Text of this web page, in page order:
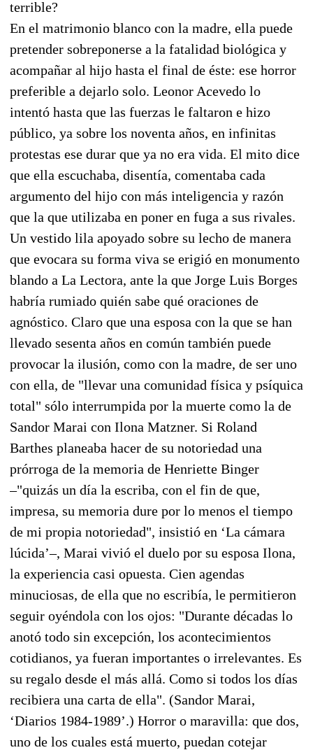
terrible?
En el matrimonio blanco con la madre, ella puede
pretender sobreponerse a la fatalidad biológica y
acompañar al hijo hasta el final de éste: ese horror
preferible a dejarlo solo. Leonor Acevedo lo
intentó hasta que las fuerzas le faltaron e hizo
público, ya sobre los noventa años, en infinitas
protestas ese durar que ya no era vida. El mito dice
que ella escuchaba, disentía, comentaba cada
argumento del hijo con más inteligencia y razón
que la que utilizaba en poner en fuga a sus rivales.
Un vestido lila apoyado sobre su lecho de manera
que evocara su forma viva se erigió en monumento
blando a La Lectora, ante la que Jorge Luis Borges
habría rumiado quién sabe qué oraciones de
agnóstico. Claro que una esposa con la que se han
llevado sesenta años en común también puede
provocar la ilusión, como con la madre, de ser uno
con ella, de "llevar una comunidad física y psíquica
total" sólo interrumpida por la muerte como la de
Sandor Marai con Ilona Matzner. Si Roland
Barthes planeaba hacer de su notoriedad una
prórroga de la memoria de Henriette Binger
–"quizás un día la escriba, con el fin de que,
impresa, su memoria dure por lo menos el tiempo
de mi propia notoriedad", insistió en ‘La cámara
lúcida’–, Marai vivió el duelo por su esposa Ilona,
la experiencia casi opuesta. Cien agendas
minuciosas, de ella que no escribía, le permitieron
seguir oyéndola con los ojos: "Durante décadas lo
anotó todo sin excepción, los acontecimientos
cotidianos, ya fueran importantes o irrelevantes. Es
su regalo desde el más allá. Como si todos los días
recibiera una carta de ella". (Sandor Marai,
‘Diarios 1984-1989’.) Horror o maravilla: que dos,
uno de los cuales está muerto, puedan cotejar